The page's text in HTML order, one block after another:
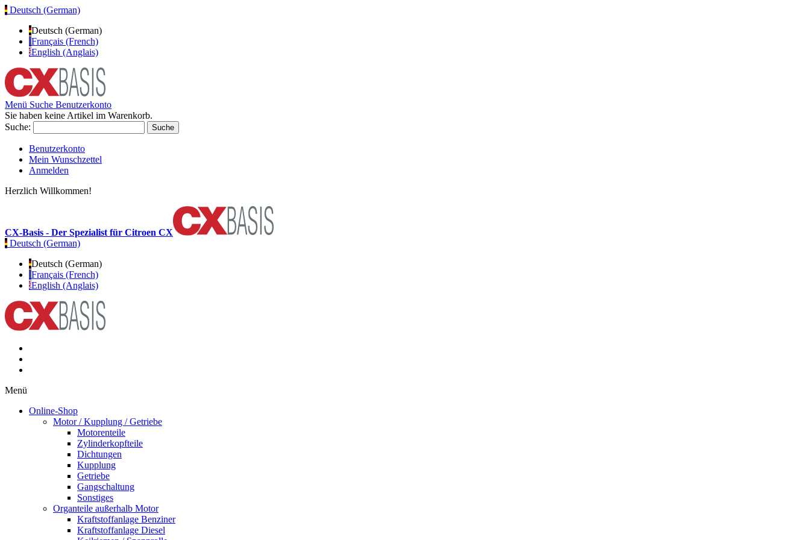
Deutsch (German)
Deutsch (German)
Français (French)
English (Anglais)
Menü Suche Benutzerkonto
Sie haben keine Artikel im Warenkorb.
Suche:
Suche
Benutzerkonto
Mein Wunschzettel
Anmelden
Herzlich Willkommen!
CX-Basis - Der Spezialist für Citroen CX
Deutsch (German)
Deutsch (German)
Français (French)
English (Anglais)
Menü
Online-Shop
Motor / Kupplung / Getriebe
Motorenteile
Zylinderkopfteile
Dichtungen
Kupplung
Getriebe
Gangschaltung
Sonstiges
Organteile außerhalb Motor
Kraftstoffanlage Benziner
Kraftstoffanlage Diesel